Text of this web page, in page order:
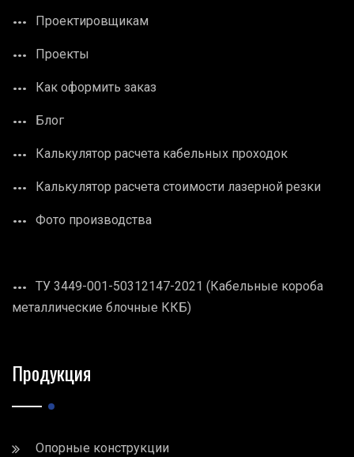
Проектировщикам
Проекты
Как оформить заказ
Блог
Калькулятор расчета кабельных проходок
Калькулятор расчета стоимости лазерной резки
Фото производства
ТУ 3449-001-50312147-2021 (Кабельные короба
металлические блочные ККБ)
Продукция
Опорные конструкции